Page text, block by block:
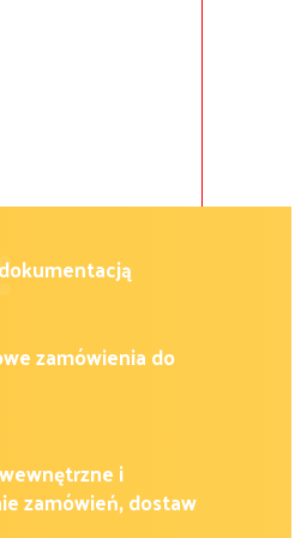
zamówienia do
i
zamówień, dostaw